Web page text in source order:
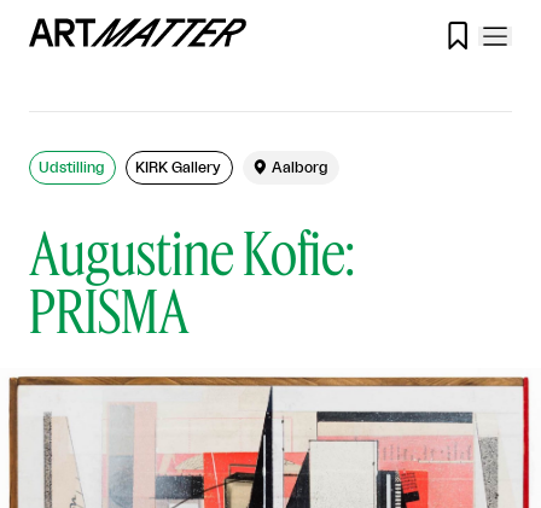

Augustine Kofie:
PRISMA
Udstilling KIRK Gallery  Aalborg